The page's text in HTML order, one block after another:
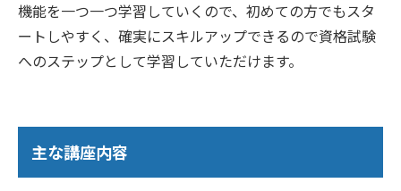
機能を一つ一つ学習していくので、初めての方でもスタ
ートしやすく、確実にスキルアップできるので資格試験
へのステップとして学習していただけます。
主な講座内容